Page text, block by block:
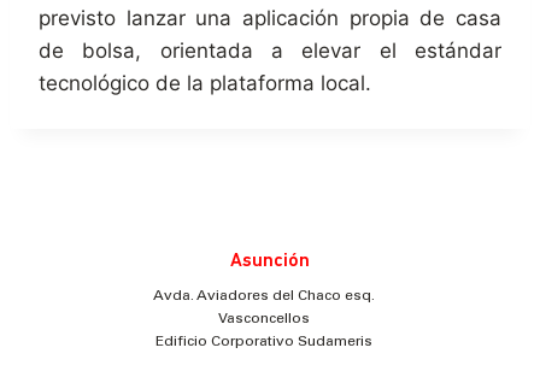
previsto lanzar una aplicación propia de casa
de bolsa, orientada a elevar el estándar
tecnológico de la plataforma local.
Asunción
Avda. Aviadores del Chaco esq.
Vasconcellos
Edificio Corporativo Sudameris